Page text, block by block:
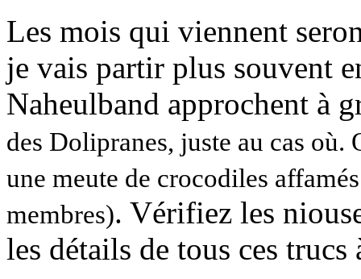
Les mois qui viennent
je vais partir plus souvent
Naheulband approchent à
des Dolipranes, juste au cas
une meute de crocodiles
membres). Vérifiez les
les détails de tous ces trucs